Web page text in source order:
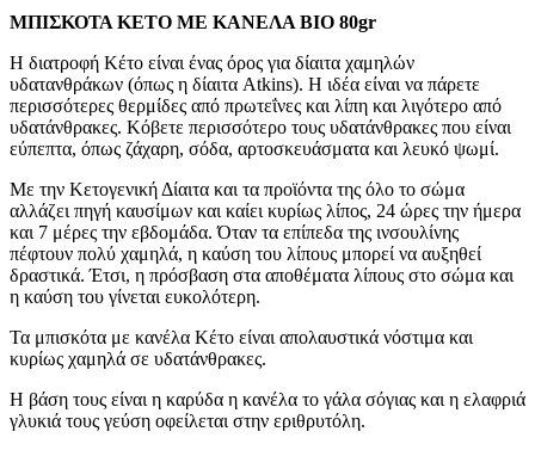
ΜΠΙΣΚΟΤΑ ΚΕΤΟ ΜΕ ΚΑΝΕΛΑ ΒΙΟ 80gr
Η διατροφή Κέτο είναι ένας όρος για δίαιτα χαμηλών
υδατανθράκων (όπως η δίαιτα Atkins). Η ιδέα είναι να πάρετε
περισσότερες θερμίδες από πρωτεΐνες και λίπη και λιγότερο από
υδατάνθρακες. Κόβετε περισσότερο τους υδατάνθρακες που είναι
εύπεπτα, όπως ζάχαρη, σόδα, αρτοσκευάσματα και λευκό ψωμί.
Με την Κετογενική Δίαιτα και τα προϊόντα της όλο το σώμα
αλλάζει πηγή καυσίμων και καίει κυρίως λίπος, 24 ώρες την ήμερα
και 7 μέρες την εβδομάδα. Όταν τα επίπεδα της ινσουλίνης
πέφτουν πολύ χαμηλά, η καύση του λίπους μπορεί να αυξηθεί
δραστικά. Έτσι, η πρόσβαση στα αποθέματα λίπους στο σώμα και
η καύση του γίνεται ευκολότερη.
Τα μπισκότα με κανέλα Κέτο είναι απολαυστικά νόστιμα και
κυρίως χαμηλά σε υδατάνθρακες.
Η βάση τους είναι η καρύδα η κανέλα το γάλα σόγιας και η ελαφριά
γλυκιά τους γεύση οφείλεται στην εριθρυτόλη.